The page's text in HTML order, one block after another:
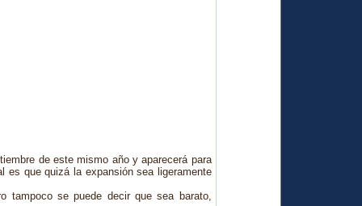
de este mismo año y aparecerá para
es que quizá la expansión sea ligeramente
tampoco se puede decir que sea barato,